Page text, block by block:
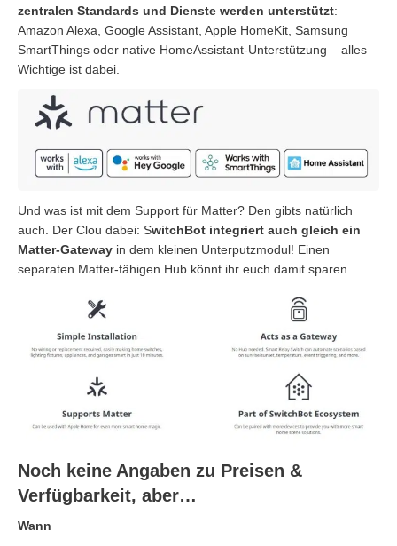
zentralen Standards und Dienste werden unterstützt:
Amazon Alexa, Google Assistant, Apple HomeKit, Samsung
SmartThings oder native HomeAssistant-Unterstützung – alles
Wichtige ist dabei.
Und was ist mit dem Support für Matter? Den gibts natürlich
auch. Der Clou dabei: SwitchBot integriert auch gleich ein
Matter-Gateway in dem kleinen Unterputzmodul! Einen
separaten Matter-fähigen Hub könnt ihr euch damit sparen.
Noch keine Angaben zu Preisen &
Verfügbarkeit, aber…
Wann